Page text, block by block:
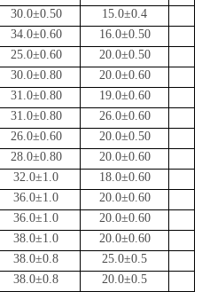
30.0±0.50
15.0±0.4
34.0±0.60
16.0±0.50
25.0±0.60
20.0±0.50
30.0±0.80
20.0±0.60
31.0±0.80
19.0±0.60
31.0±0.80
26.0±0.60
26.0±0.60
20.0±0.50
28.0±0.80
20.0±0.60
32.0±1.0
18.0±0.60
36.0±1.0
20.0±0.60
36.0±1.0
20.0±0.60
38.0±1.0
20.0±0.60
38.0±0.8
25.0±0.5
38.0±0.8
20.0±0.5